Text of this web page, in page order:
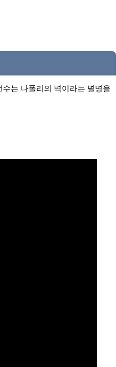
는 나폴리의 벽이라는 별명을